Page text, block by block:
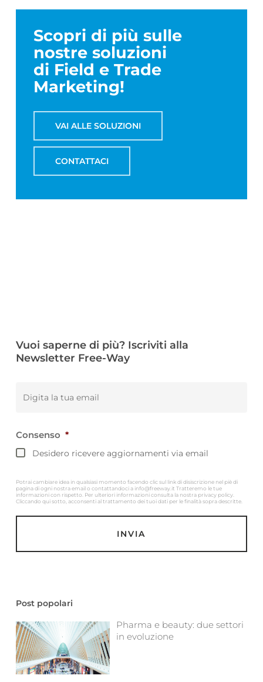
Scopri di più sulle
nostre soluzioni
di Field e Trade
Marketing!
VAI ALLE SOLUZIONI
CONTATTACI
Vuoi saperne di più? Iscriviti alla
Newsletter Free-Way
Email
Consenso *
Desidero ricevere aggiornamenti via email
Potrai cambiare idea in qualsiasi momento facendo clic sul link di disiscrizione nel piè di
pagina di ogni nostra email o contattandoci a info@freeway.it Tratteremo le tue
informazioni con rispetto. Per ulteriori informazioni consulta la nostra privacy policy.
Cliccando qui sotto, acconsenti al trattamento dei tuoi dati per le finalità sopra descritte.
Post popolari
Pharma e beauty: due settori
in evoluzione